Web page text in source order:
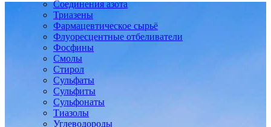
Соединения азота
Триазены
Фармацевтическое сырьё
Флуоресцентные отбеливатели
Фосфины
Смолы
Стирол
Сульфаты
Сульфиты
Сульфонаты
Тиазолы
Углеводороды